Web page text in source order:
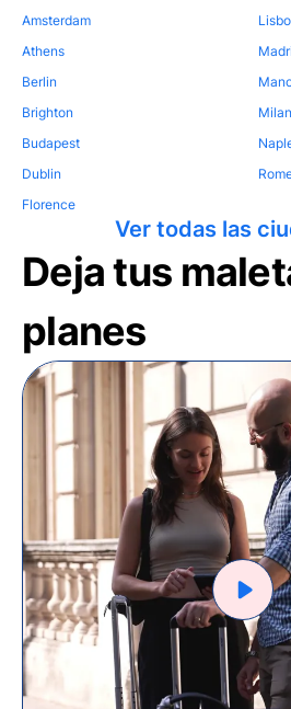
Amsterdam
Athens
Berlin
Brighton
Budapest
Dublin
Florence
Milan
Ver todas las
Deja tus
planes